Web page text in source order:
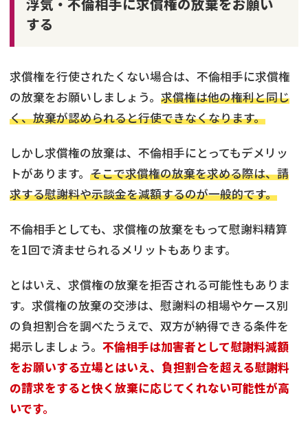
する
求償権を行使されたくない場合は、不倫相手に求償権
の放棄をお願いしましょう。 求償権は他の権利と同じ
く、放棄が認められると行使できなくなります。
しかし求償権の放棄は、不倫相手にとってもデメリッ
トがあります。 そこで求償権の放棄を求める際は、請
求する慰謝料や示談金を減額するのが一般的です。
不倫相手としても、求償権の放棄をもって慰謝料精算
を1回で済ませられるメリットもあります。
とはいえ、求償権の放棄を拒否される可能性もありま
す。求償権の放棄の交渉は、慰謝料の相場やケース別
の負担割合を調べたうえで、双方が納得できる条件を
掲示しましょう。 不倫相手は加害者として慰謝料減額
をお願いする立場とはいえ、負担割合を超える慰謝料
の請求をすると快く放棄に応じてくれない可能性が高
いです。